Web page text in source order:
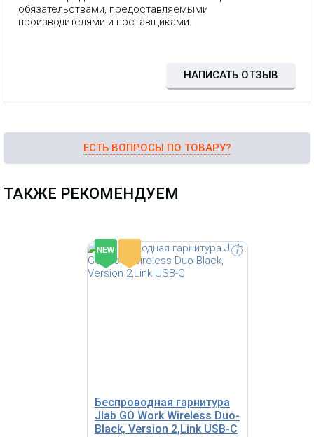
обязательствами, предоставляемыми
производителями и поставщиками.
НАПИСАТЬ ОТЗЫВ
ЕСТЬ ВОПРОСЫ ПО ТОВАРУ?
ТАКЖЕ РЕКОМЕНДУЕМ
NEW
Беспроводная гарнитура
Jlab GO Work Wireless Duo-
Black, Version 2,Link USB-C
i
наушники-вкладыши, которые
обеспечат вам не только удобство,
но и отличное качество звука.
встроенный микрофон позволяет
удобно отвечать на звонки, не
снимая наушники.